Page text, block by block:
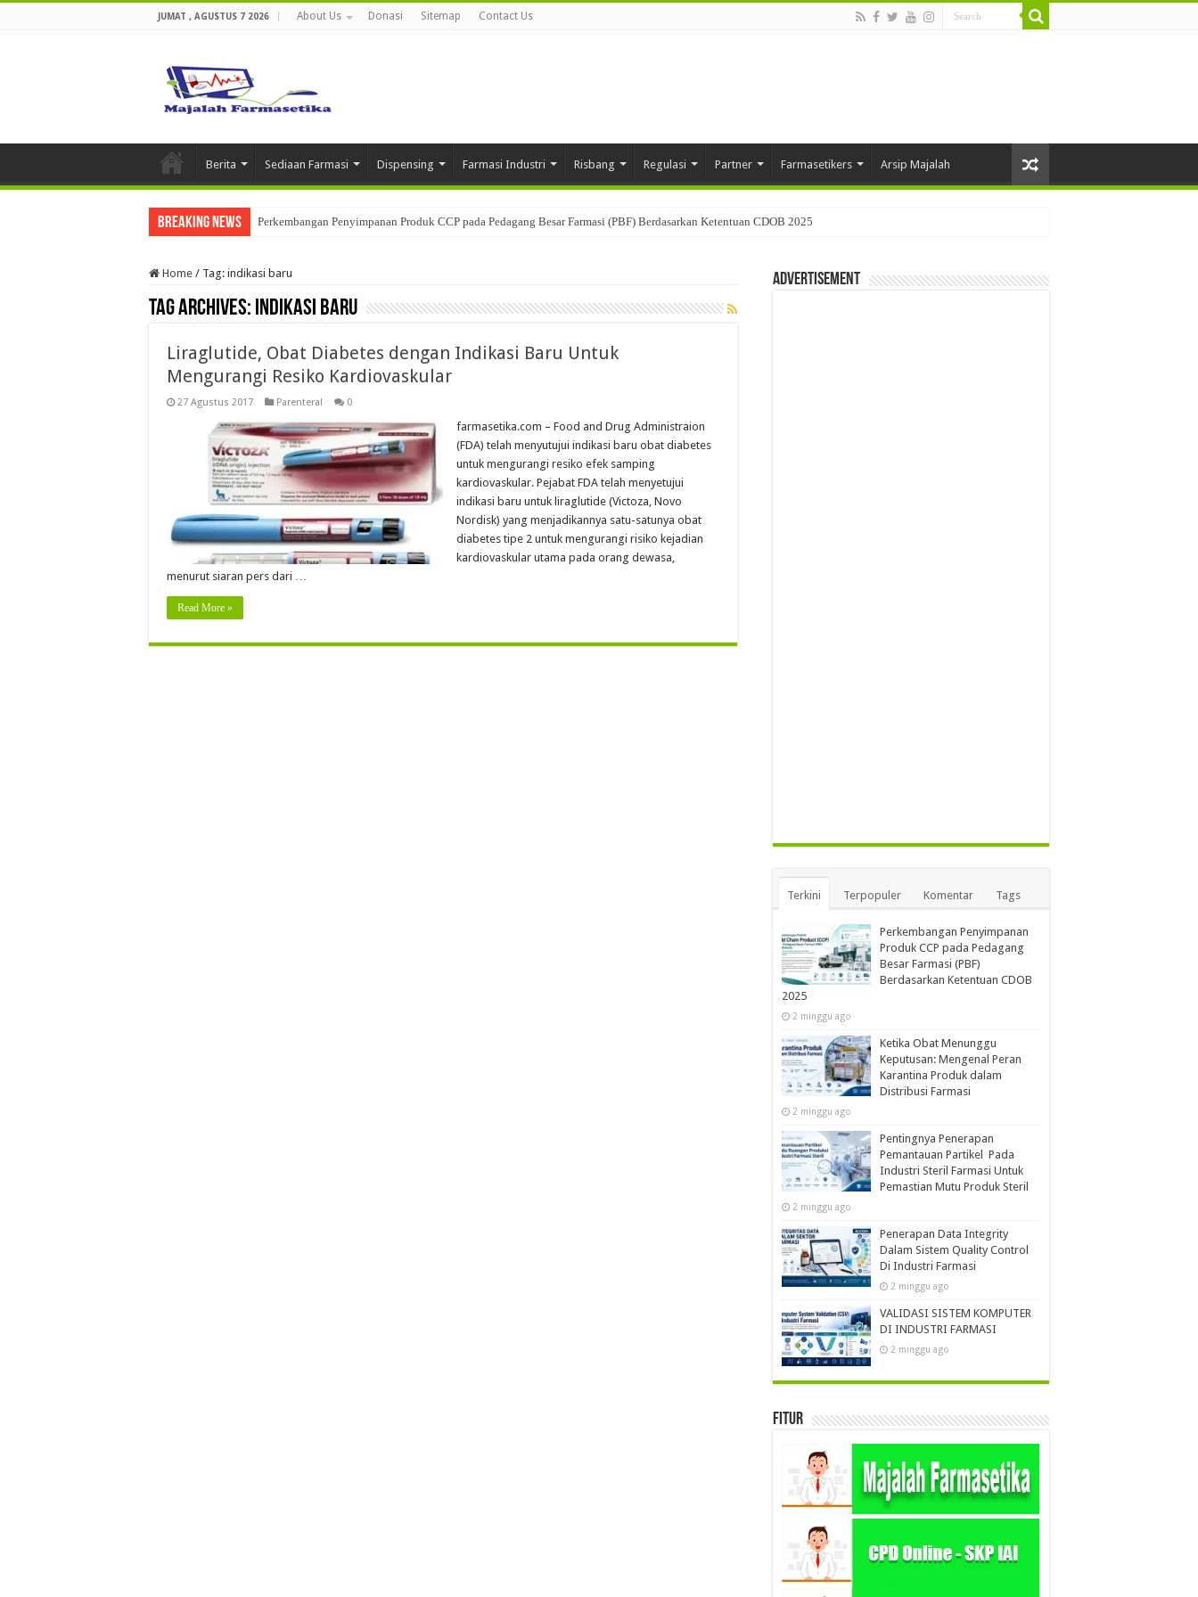
JUMAT , AGUSTUS 7 2026 About Us Donasi Sitemap Contact Us
Berita Sediaan Farmasi Dispensing Farmasi Industri Risbang Regulasi Partner Farmasetikers Arsip Majalah
Breaking News Perkembangan Penyimpanan Produk CCP pada Pedagang Besar Farmasi (PBF) Berdasarkan Ketentuan CDOB 2025
Home / Tag: indikasi baru
Tag Archives: indikasi baru
Liraglutide, Obat Diabetes dengan Indikasi Baru Untuk
Mengurangi Resiko Kardiovaskular
27 Agustus 2017 Parenteral 0
farmasetika.com – ​Food and Drug Administraion
(FDA) telah menyutujui indikasi baru obat diabetes
untuk mengurangi resiko efek samping
kardiovaskular. Pejabat FDA telah menyetujui
indikasi baru untuk liraglutide (Victoza, Novo
Nordisk) yang menjadikannya satu-satunya obat
diabetes tipe 2 untuk mengurangi risiko kejadian
kardiovaskular utama pada orang dewasa,
menurut siaran pers dari …
Read More »
Advertisement
Terkini Terpopuler Komentar Tags
Perkembangan Penyimpanan
Produk CCP pada Pedagang
Besar Farmasi (PBF)
Berdasarkan Ketentuan CDOB
2025
2 minggu ago
Ketika Obat Menunggu
Keputusan: Mengenal Peran
Karantina Produk dalam
Distribusi Farmasi
2 minggu ago
Pentingnya Penerapan
Pemantauan Partikel Pada
Industri Steril Farmasi Untuk
Pemastian Mutu Produk Steril
2 minggu ago
Penerapan Data Integrity
Dalam Sistem Quality Control
Di Industri Farmasi
2 minggu ago
VALIDASI SISTEM KOMPUTER
DI INDUSTRI FARMASI
2 minggu ago
Fitur